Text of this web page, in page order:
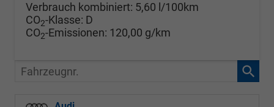
Verbrauch kombiniert: 5,60 l/100km
CO2-Klasse: D
CO2-Emissionen: 120,00 g/km
Fahrzeugnr.